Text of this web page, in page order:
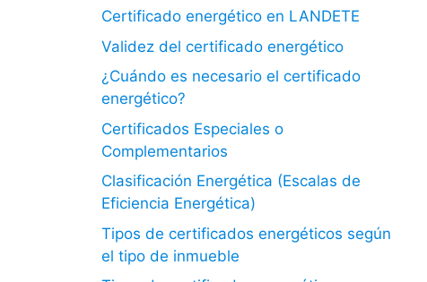
Certificado energético en LANDETE
Validez del certificado energético
¿Cuándo es necesario el certificado
energético?
Certificados Especiales o
Complementarios
Clasificación Energética (Escalas de
Eficiencia Energética)
Tipos de certificados energéticos según
el tipo de inmueble